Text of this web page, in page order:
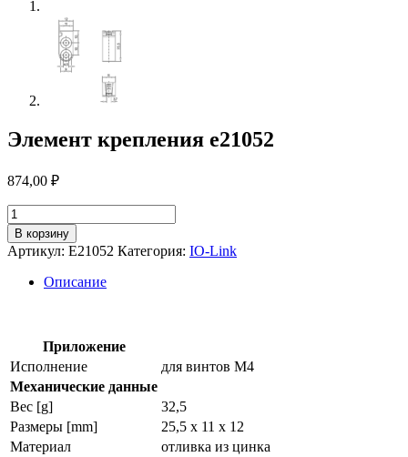
Элемент крепления e21052
874,00 ₽
Количество
товара
Элемент
крепления
e21052
В корзину
Артикул: E21052 Категория: IO-Link
Описание
Приложение
Исполнение
для винтов M4
Механические данные
Вес [g]
32,5
Размеры [mm]
25,5 x 11 x 12
Материал
отливка из цинка